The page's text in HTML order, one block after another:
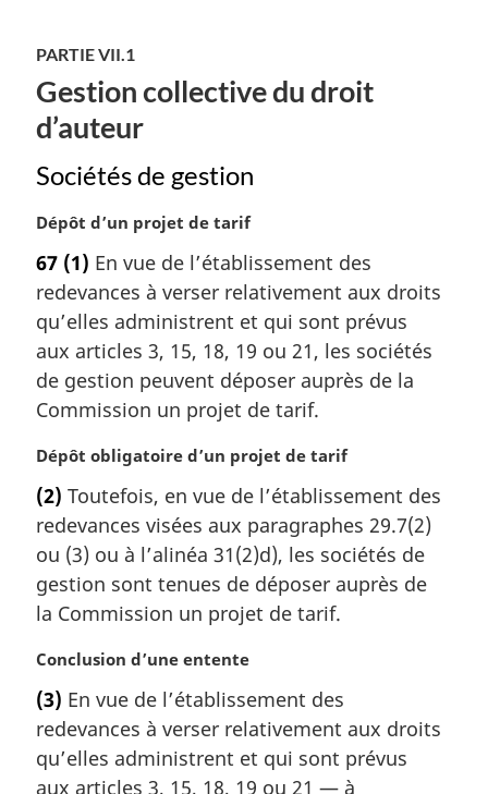
l
e
:
PARTIE VII.1
Gestion collective du droit
d’auteur
Sociétés de gestion
N
t
e
m
r
g
i
a
l
e
:
Dépôt d’un projet de tarif
67 (1) En vue de l’établissement des
redevances à verser relativement aux droits
qu’elles administrent et qui sont prévus
aux articles 3, 15, 18, 19 ou 21, les sociétés
de gestion peuvent déposer auprès de la
Commission un projet de tarif.
N
t
e
m
a
r
g
n
a
e
:
Dépôt obligatoire d’un projet de tarif
(2) Toutefois, en vue de l’établissement des
redevances visées aux paragraphes 29.7(2)
ou (3) ou à l’alinéa 31(2)d), les sociétés de
gestion sont tenues de déposer auprès de
la Commission un projet de tarif.
N
t
e
m
a
Conclusion d’une entente
(3) En vue de l’établissement des
redevances à verser relativement aux droits
qu’elles administrent et qui sont prévus
aux articles 3, 15, 18, 19 ou 21 — à